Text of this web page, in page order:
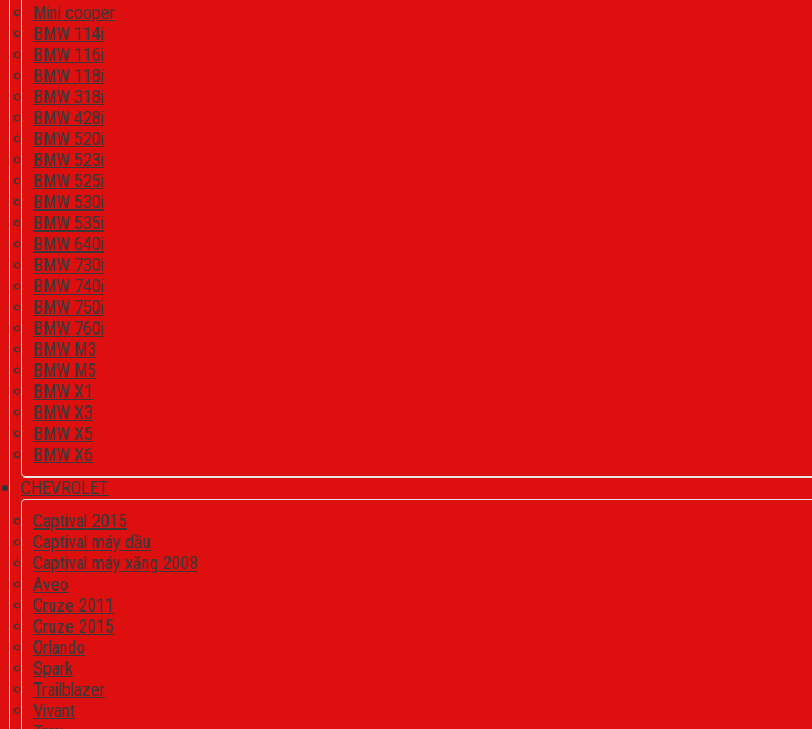
Mini cooper
BMW 114i
BMW 116i
BMW 118i
BMW 318i
BMW 428i
BMW 520i
BMW 523i
BMW 525i
BMW 530i
BMW 535i
BMW 640i
BMW 730i
BMW 740i
BMW 750i
BMW 760i
BMW M3
BMW M5
BMW X1
BMW X3
BMW X5
BMW X6
CHEVROLET
Captival 2015
Captival máy dầu
Captival máy xăng 2008
Aveo
Cruze 2011
Cruze 2015
Orlando
Spark
Trailblazer
Vivant